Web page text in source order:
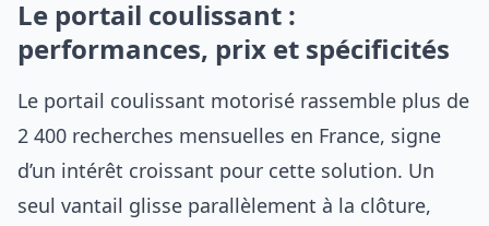
Le portail coulissant :
performances, prix et spécificités
Le portail coulissant motorisé rassemble plus de
2 400 recherches mensuelles en France, signe
d’un intérêt croissant pour cette solution. Un
seul vantail glisse parallèlement à la clôture,